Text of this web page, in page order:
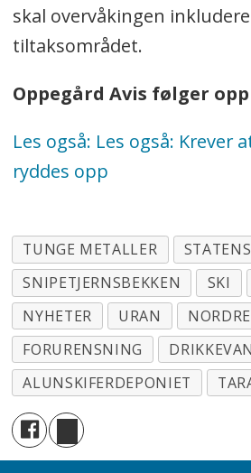
skal overvåkingen
tiltaksområdet.
Oppegård Avis følger
Les også: Les også: Krever
ryddes opp
TUNGE METALLER
SNIPETJERNSBEKKEN
SKI
NYHETER
URAN
FORURENSNING
ALUNSKIFERDEPONIET